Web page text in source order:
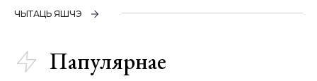
ЧЫТАЦЬ ЯШЧЭ
Папулярнае